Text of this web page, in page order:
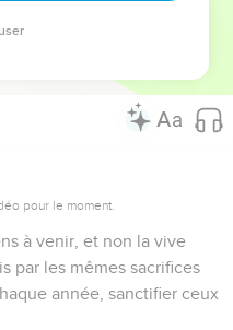
offert une seule fois pour
pour le moment.
à venir, et non la vive
par les mêmes sacrifices
année, sanctifier ceux